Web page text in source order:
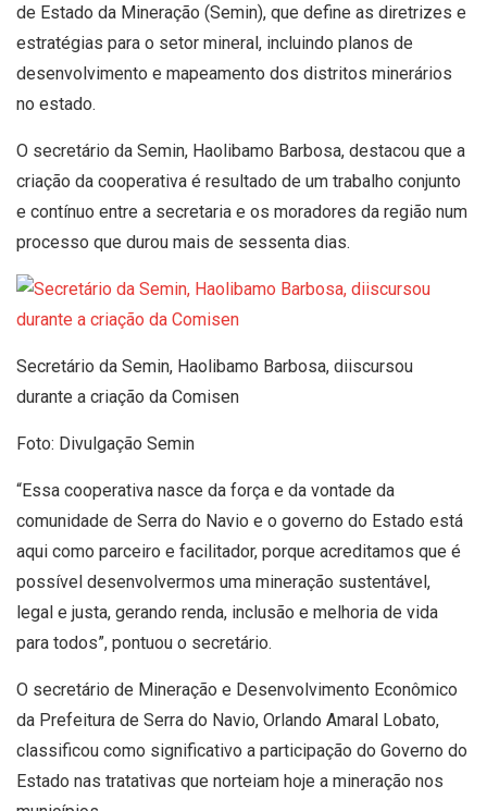
de Estado da Mineração (Semin), que define as diretrizes e
estratégias para o setor mineral, incluindo planos de
desenvolvimento e mapeamento dos distritos minerários
no estado.
O secretário da Semin, Haolibamo Barbosa, destacou que a
criação da cooperativa é resultado de um trabalho conjunto
e contínuo entre a secretaria e os moradores da região num
processo que durou mais de sessenta dias.
Secretário da Semin, Haolibamo Barbosa, diiscursou
durante a criação da Comisen
Foto: Divulgação Semin
“Essa cooperativa nasce da força e da vontade da
comunidade de Serra do Navio e o governo do Estado está
aqui como parceiro e facilitador, porque acreditamos que é
possível desenvolvermos uma mineração sustentável,
legal e justa, gerando renda, inclusão e melhoria de vida
para todos”, pontuou o secretário.
O secretário de Mineração e Desenvolvimento Econômico
da Prefeitura de Serra do Navio, Orlando Amaral Lobato,
classificou como significativo a participação do Governo do
Estado nas tratativas que norteiam hoje a mineração nos